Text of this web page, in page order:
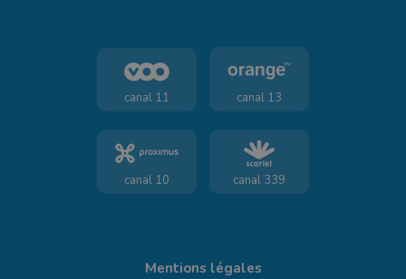
canal 11 canal 13
canal 10 canal 339
Mentions légales